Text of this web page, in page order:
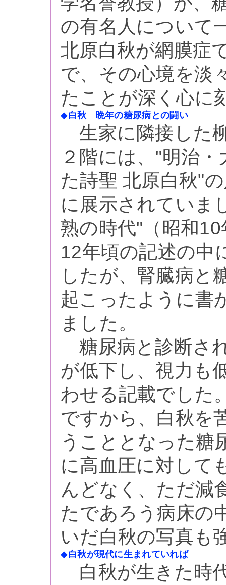
の有名人について
北原白秋が網膜症
で、その心境を淡
たことが深く心に
◆白秋 晩年の糖尿病との闘い
生家に隣接した
２階には、"明治
た詩聖 北原白秋"
に展示されていま
熟の時代"（昭和
12年頃の記述の中
したが、腎臓病と
起こったように書
ました。
糖尿病と診断さ
が低下し、視力も
わせる記載でした
ですから、白秋を
うこととなった糖
に高血圧に対して
んどなく、ただ減
たであろう病床の
いだ白秋の写真も
◆白秋が現代に生まれていれば
白秋が生きた時